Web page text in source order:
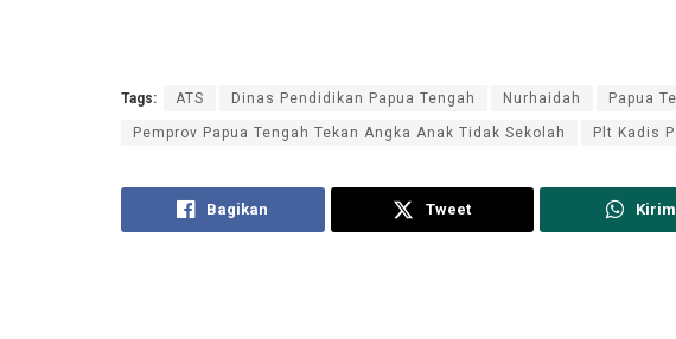
Tags: ATS Dinas Pendidikan Papua Tengah Nurhaidah Papua
Pemprov Papua Tengah Tekan Angka Anak Tidak Sekolah Plt Kadis
Bagikan Tweet Kirim